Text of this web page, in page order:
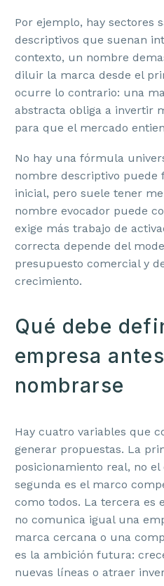
Por ejemplo, hay sectores
descriptivos que suenan
contexto, un nombre
diluir la marca desde el
ocurre lo contrario: una
abstracta obliga a invertir
para que el mercado
No hay una fórmula
nombre descriptivo puede
inicial, pero suele tener
nombre evocador puede
exige más trabajo de
correcta depende del
presupuesto comercial y
crecimiento.
Qué debe
empresa
nombrarse
Hay cuatro variables que
generar propuestas. La
posicionamiento real, no
segunda es el marco
como todos. La tercera es
no comunica igual una
marca cercana o una
es la ambición futura:
nuevas líneas o atraer